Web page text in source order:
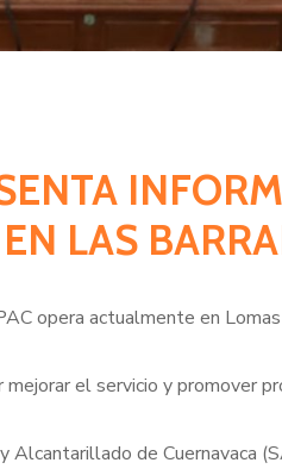
LAS
opera actualmente en
el servicio y promover
de Cuernavaca